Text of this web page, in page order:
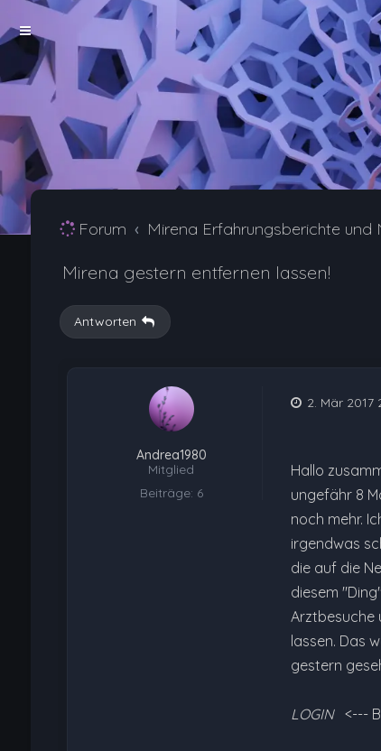
Forum Mirena Erfahrungsberichte und
Mirena gestern entfernen lassen!
Antworten
Andrea1980
Mitglied
Beiträge: 6
2. Mär 2017
Hallo
ungefähr 8
noch mehr.
irgendwas
die auf die
diesem
Arztbesuche
lassen. Das
gestern
LOGIN <---